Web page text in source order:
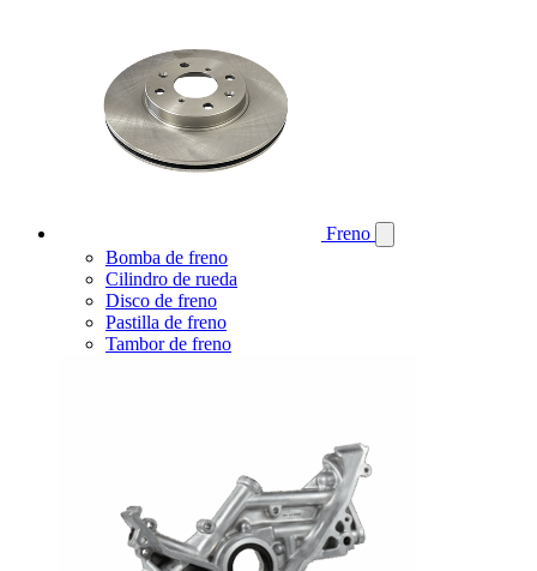
Freno
Bomba de freno
Cilindro de rueda
Disco de freno
Pastilla de freno
Tambor de freno